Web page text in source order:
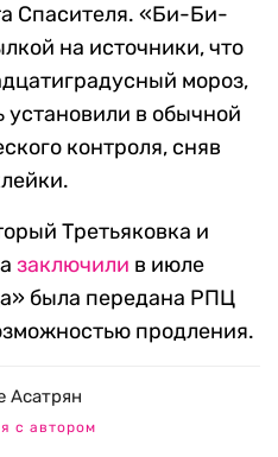
Спасителя. «Би-Би-
на источники, что
мороз,
установили в обычной
контроля, сняв
Третьяковка и
заключили в июле
была передана РПЦ
продления.
Асатрян
с автором